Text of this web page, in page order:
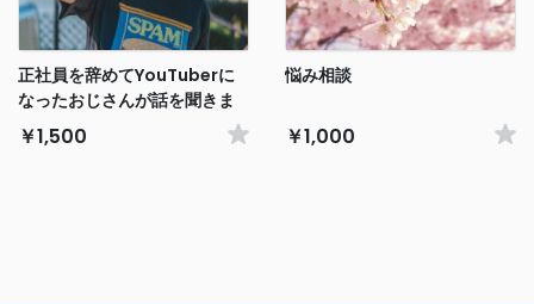
正社員を辞めてYouTuberに
なったおじさんが話を聞きま
す
￥1,500
悩み相談
￥1,000